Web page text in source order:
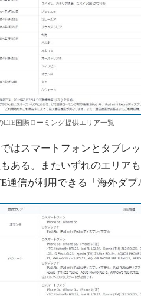
LTE国際ローミング提供エリア一覧
はスマートフォンとタブレ
ある。またいずれのエリア
通信が利用できる「海外ダブ